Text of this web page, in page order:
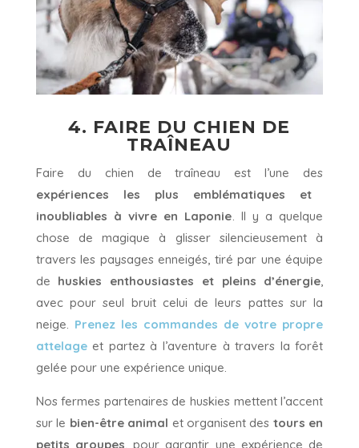
4. FAIRE DU CHIEN DE
TRAÎNEAU
Faire du chien de traîneau est l’une des
expériences les plus emblématiques et
inoubliables à vivre en Laponie. Il y a quelque
chose de magique à glisser silencieusement à
travers les paysages enneigés, tiré par une équipe
de huskies enthousiastes et pleins d’énergie,
avec pour seul bruit celui de leurs pattes sur la
neige. Prenez les commandes de votre propre
attelageet partez à l’aventure à travers la forêt
gelée pour une expérience unique.
Nos fermes partenaires de huskies mettent l’accent
sur le bien-être animal et organisent des tours en
petits groupes, pour garantir une expérience de